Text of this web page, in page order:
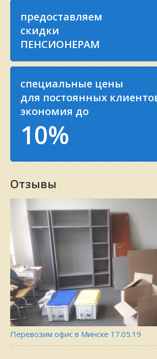
предоставляем
скидки
ПЕНСИОНЕРАМ
специальные цены
для постоянных
экономия до
10%
Отзывы
Перевозим офис в Минске 17.05.19